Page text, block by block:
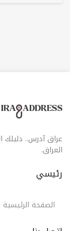
عراق آدرس.. دليلك
العراق.
رئيسي
الصفحة الرئيسية